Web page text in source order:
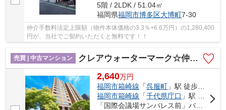
5階 / 2LDK / 51.04㎡
福岡県福岡市博多区大博町7-30
仲介手数料法定上限額（物件本体価格の3.3％+6.6万円）の1,280,400
円が、当社でご契約いただくと無料です！！
売買 | 中古マンション クレアウォーターマーク☆仲介手数料無料☆
2,640万円
福岡市箱崎線 「呉服町 」駅 徒歩13分
福岡市箱崎線 「千代県庁口 」駅 徒歩14分
「国際会議場サンパレス前」バス停下車 徒歩2分